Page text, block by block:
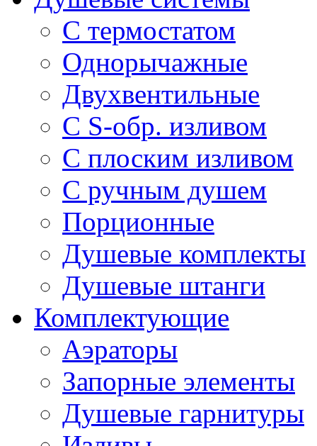
С термостатом
Однорычажные
Двухвентильные
С S-обр. изливом
С плоским изливом
С ручным душем
Порционные
Душевые комплекты
Душевые штанги
Комплектующие
Аэраторы
Запорные элементы
Душевые гарнитуры